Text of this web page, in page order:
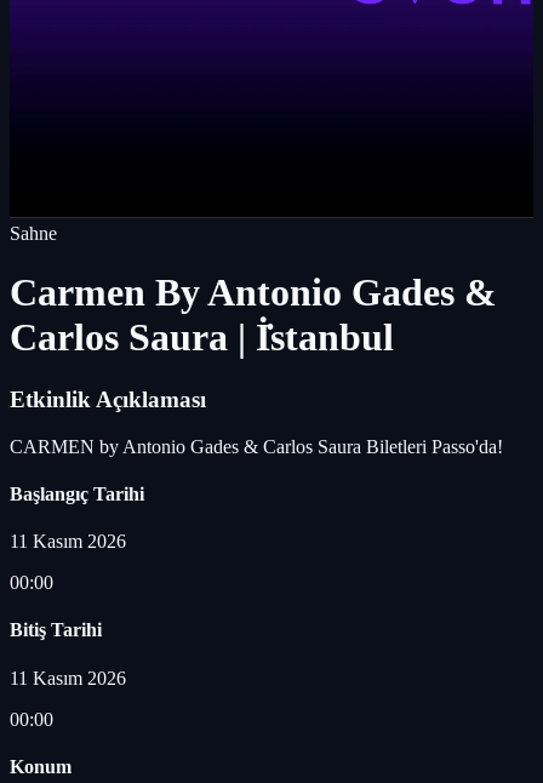
Sahne
Carmen By Antonio Gades &
Carlos Saura | İ̇stanbul
Etkinlik Açıklaması
CARMEN by Antonio Gades & Carlos Saura Biletleri Passo'da!
Başlangıç Tarihi
11 Kasım 2026
00:00
Bitiş Tarihi
11 Kasım 2026
00:00
Konum